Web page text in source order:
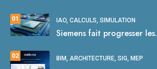
01 IAO, CALCULS, SIMULATION
Siemens fait progresser les.
02 BIM, ARCHITECTURE, SIG, MEP